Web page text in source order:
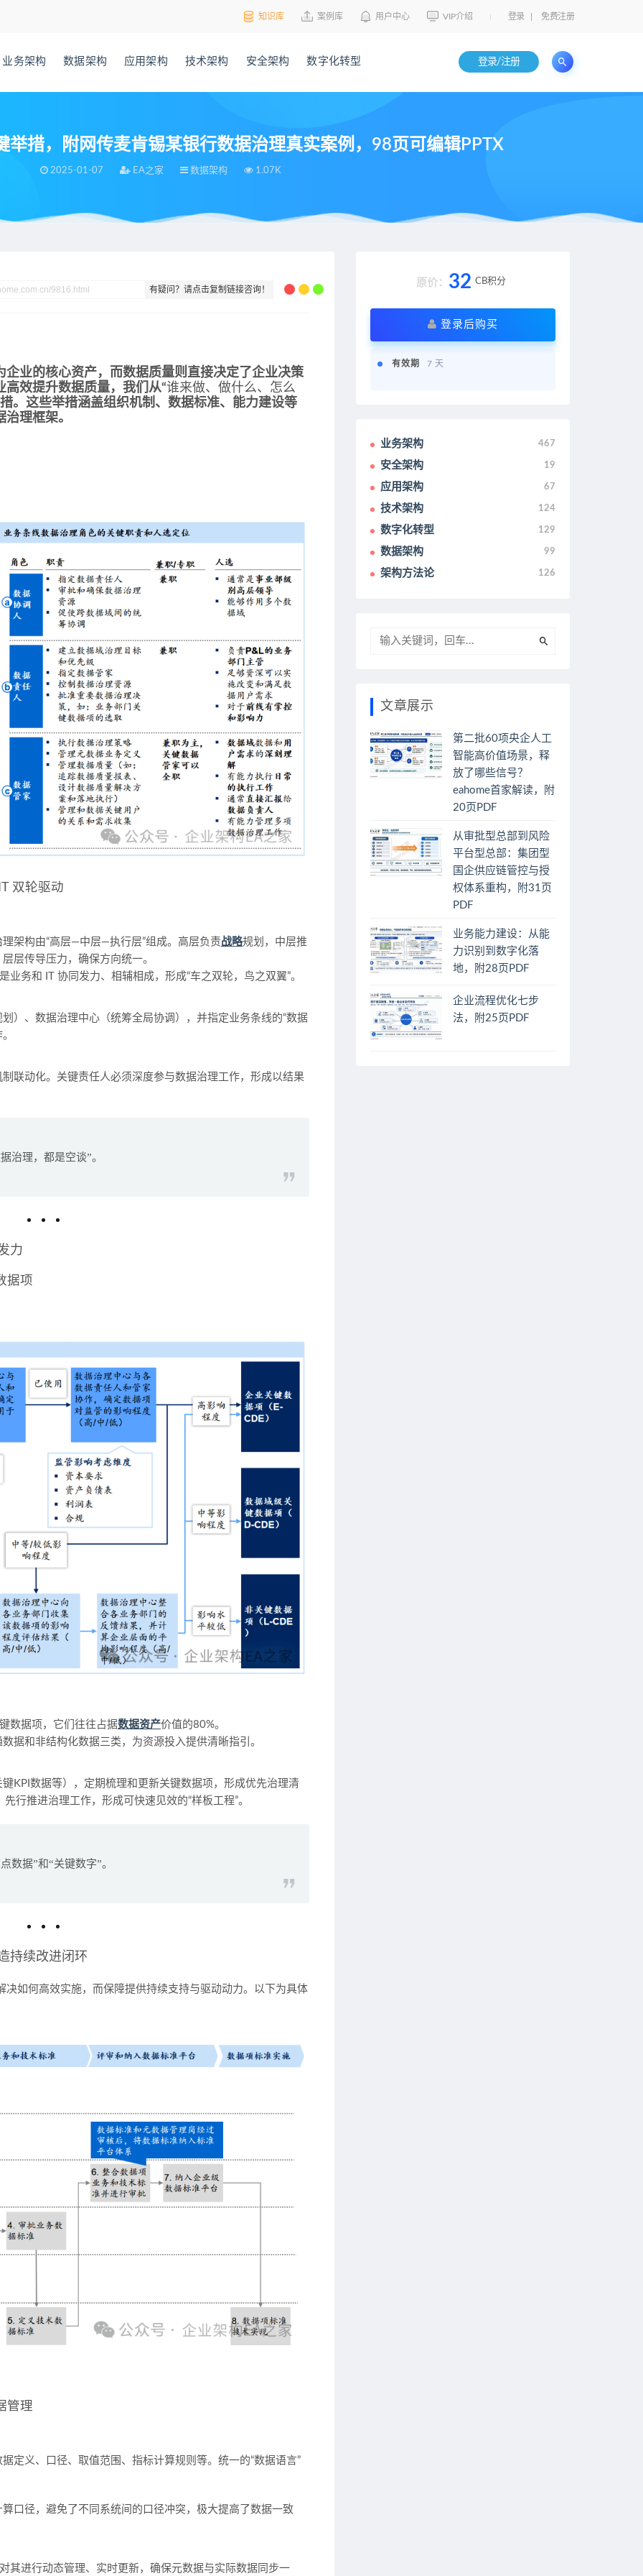
知识库 案例库 用户中心 VIP介绍 登录 免费注册
业务架构 数据架构 应用架构 技术架构 安全架构 数字化转型 登录/注册
举措，附网传麦肯锡某银行数据治理真实案例，98页可编辑PPTX
2025-01-07 EA之家 数据架构 1.07K
有疑问？请点击复制链接咨询！
企业的核心资产，而数据质量则直接决定了企业决策
效提升数据质量，我们从“谁来做、做什么、怎么
。这些举措涵盖组织机制、数据标准、能力建设等
理框架。
双轮驱动
架构由“高层—中层—执行层”组成。高层负责战略规划，中层推
层传导压力，确保方向统一。
业务和 IT 协同发力、相辅相成，形成“车之双轮，鸟之双翼”。
）、 数据治理中心 （统筹全局协调），并指定业务条线的“数据
联动化。关键责任人必须深度参与数据治理工作，形成以结果
治理，都是空谈”。
力
据项
数据项，它们往往占据数据资产价值的80%。
据和非结构化数据三类，为资源投入提供清晰指引。
KPI数据等），定期梳理和更新关键数据项，形成优先治理清
行推进治理工作，形成可快速见效的“样板工程”。
数据”和“关键数字”。
持续改进闭环
决如何高效实施，而保障提供持续支持与驱动动力。以下为具体
管理
定义、口径、取值范围、指标计算规则等。统一的“数据语言”
口径，避免了不同系统间的口径冲突，极大提高了数据一致
其进行动态管理、实时更新，确保元数据与实际数据同步一
原价： 32 CB积分
登录后购买
有效期 7 天
业务架构 467
安全架构 19
应用架构 67
技术架构 124
数字化转型 129
数据架构 99
架构方法论 126
文章展示
第二批60项央企人工
智能高价值场景，释
放了哪些信号？
eahome首家解读，附
20页PDF
从审批型总部到风险
平台型总部：集团型
国企供应链管控与授
权体系重构，附31页
PDF
业务能力建设：从能
力识别到数字化落
地，附28页PDF
企业流程优化七步
法，附25页PDF